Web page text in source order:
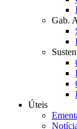
Gab.
Úteis